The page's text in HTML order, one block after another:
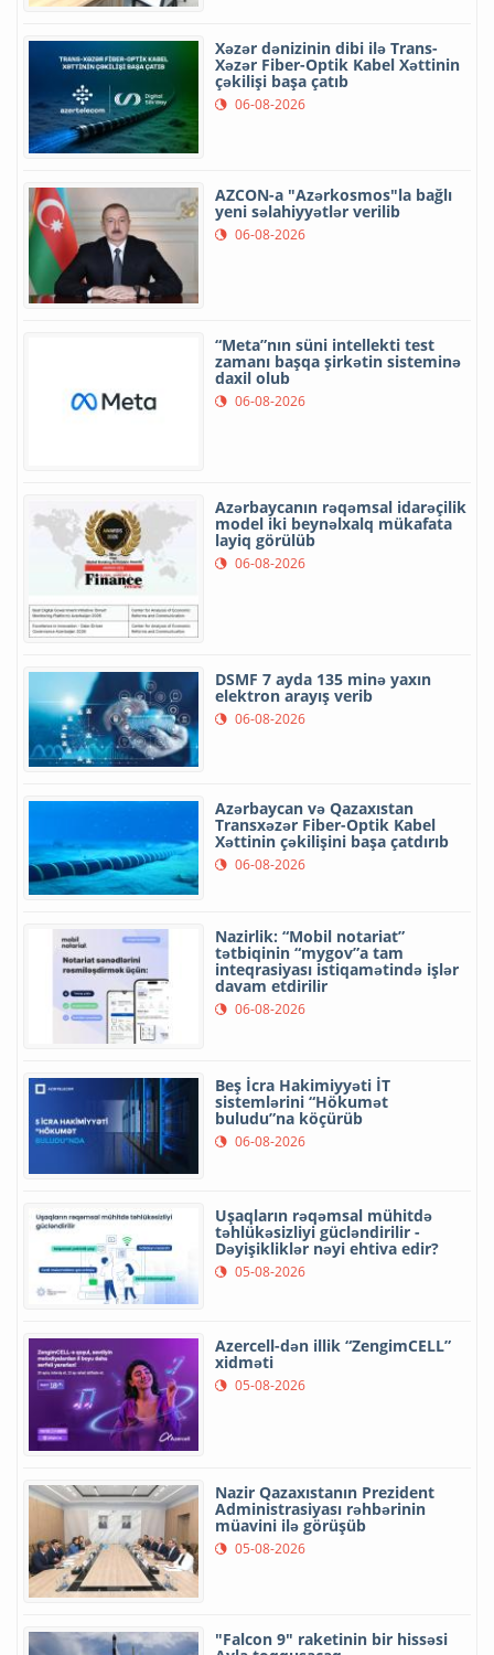
Xəzər dənizinin dibi ilə Trans-
Xəzər Fiber-Optik Kabel Xəttinin
çəkilişi başa çatıb
06-08-2026
AZCON-a "Azərkosmos"la bağlı
yeni səlahiyyətlər verilib
06-08-2026
“Meta”nın süni intellekti test
zamanı başqa şirkətin sisteminə
daxil olub
06-08-2026
Azərbaycanın rəqəmsal idarəçilik
model iki beynəlxalq mükafata
layiq görülüb
06-08-2026
DSMF 7 ayda 135 minə yaxın
elektron arayış verib
06-08-2026
Azərbaycan və Qazaxıstan
Transxəzər Fiber-Optik Kabel
Xəttinin çəkilişini başa çatdırıb
06-08-2026
Nazirlik: “Mobil notariat”
tətbiqinin “mygov”a tam
inteqrasiyası istiqamətində işlər
davam etdirilir
06-08-2026
Beş İcra Hakimiyyəti İT
sistemlərini “Hökumət
buludu”na köçürüb
06-08-2026
Uşaqların rəqəmsal mühitdə
təhlükəsizliyi gücləndirilir -
Dəyişikliklər nəyi ehtiva edir?
05-08-2026
Azercell-dən illik “ZengimCELL”
xidməti
05-08-2026
Nazir Qazaxıstanın Prezident
Administrasiyası rəhbərinin
müavini ilə görüşüb
05-08-2026
"Falcon 9" raketinin bir hissəsi